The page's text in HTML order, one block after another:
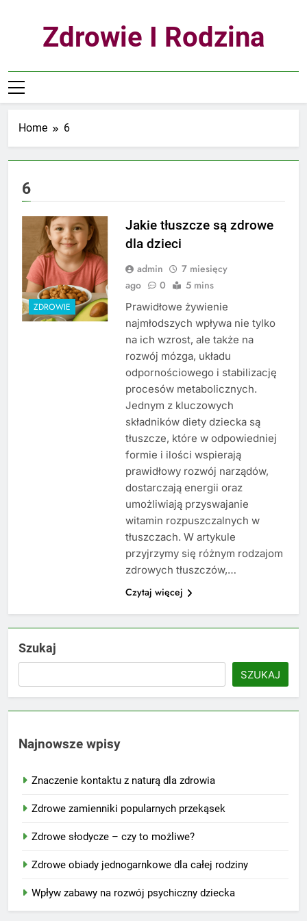
Zdrowie I Rodzina
Home 6
6
ZDROWIE
Jakie tłuszcze są zdrowe
dla dzieci
admin
7 miesięcy
ago
0 5 mins
Prawidłowe żywienie
najmłodszych wpływa nie tylko
na ich wzrost, ale także na
rozwój mózga, układu
odpornościowego i stabilizację
procesów metabolicznych.
Jednym z kluczowych
składników diety dziecka są
tłuszcze, które w odpowiedniej
formie i ilości wspierają
prawidłowy rozwój narządów,
dostarczają energii oraz
umożliwiają przyswajanie
witamin rozpuszczalnych w
tłuszczach. W artykule
przyjrzymy się różnym rodzajom
zdrowych tłuszczów,…
Czytaj więcej
Szukaj
SZUKAJ
Najnowsze wpisy
Znaczenie kontaktu z naturą dla zdrowia
Zdrowe zamienniki popularnych przekąsek
Zdrowe słodycze – czy to możliwe?
Zdrowe obiady jednogarnkowe dla całej rodziny
Wpływ zabawy na rozwój psychiczny dziecka